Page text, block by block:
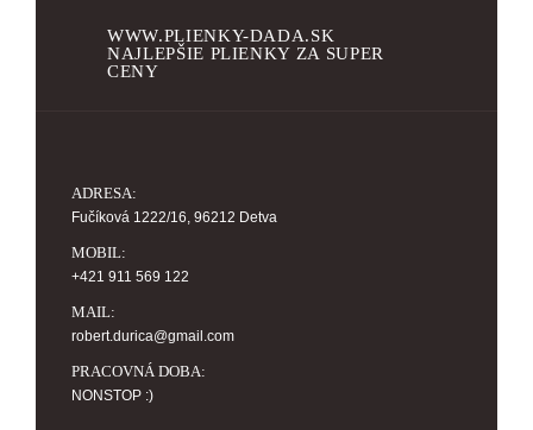
WWW.PLIENKY-DADA.SK
NAJLEPŠIE PLIENKY ZA SUPER
CENY
ADRESA:
Fučíková 1222/16, 96212 Detva
MOBIL:
+421 911 569 122
MAIL:
robert.durica@gmail.com
PRACOVNÁ DOBA:
NONSTOP :)